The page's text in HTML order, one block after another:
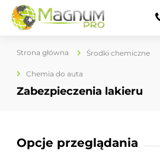
Strona główna Środki chemiczne
Chemia do auta
Zabezpieczenia lakieru
Opcje przeglądania